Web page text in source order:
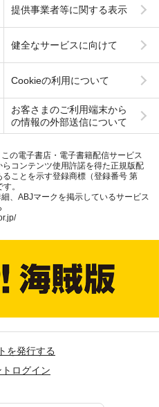
提供事業者等に関する表示
健全なサービスに向けて
Cookieの利用について
お客さまのご利用端末から
の情報の外部送信について
の電子書店・電子書籍配信サービス
らコンテンツ使用許諾を得た正規版配
ることを示す登録商標（登録番号 第
。
、ABJマークを掲示しているサービス
を発行する
ログイン